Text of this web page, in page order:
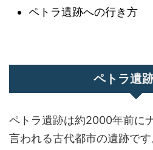
ペトラ遺跡への行き方
ペトラ遺
ペトラ遺跡は約2000年前に
言われる古代都市の遺跡です